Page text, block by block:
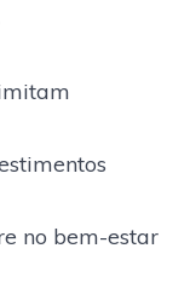
no bem-estar